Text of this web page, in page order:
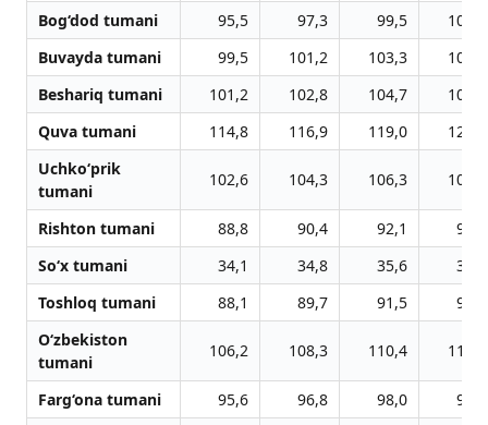
Bog‘dod tumani 95,5 97,3 99,5
101,7
Buvayda tumani
99,5 101,2 103,3
105,3
Beshariq tumani
101,2 102,8 104,7
106,5
Quva tumani
114,8 116,9 119,0
121,1
Uchko‘prik
tumani
102,6 104,3 106,3 108,4
Rishton tumani 88,8 90,4 92,1
93,8
So‘x tumani
34,1 34,8 35,6
36,3
Toshloq tumani
88,1 89,7 91,5
93,3
O‘zbekiston
tumani
106,2 108,3 110,4 112,2
Farg‘ona tumani 95,6 96,8 98,0
99,3